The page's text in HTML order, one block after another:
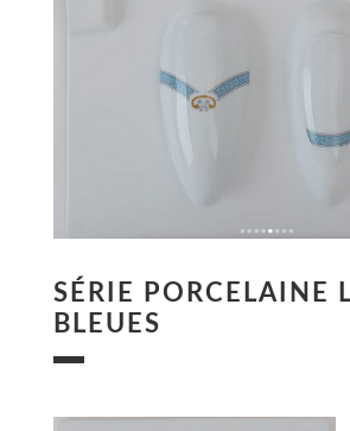
SÉRIE PORCELAINE
BLEUES